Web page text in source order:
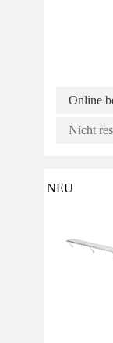
Online
Nicht
NEU